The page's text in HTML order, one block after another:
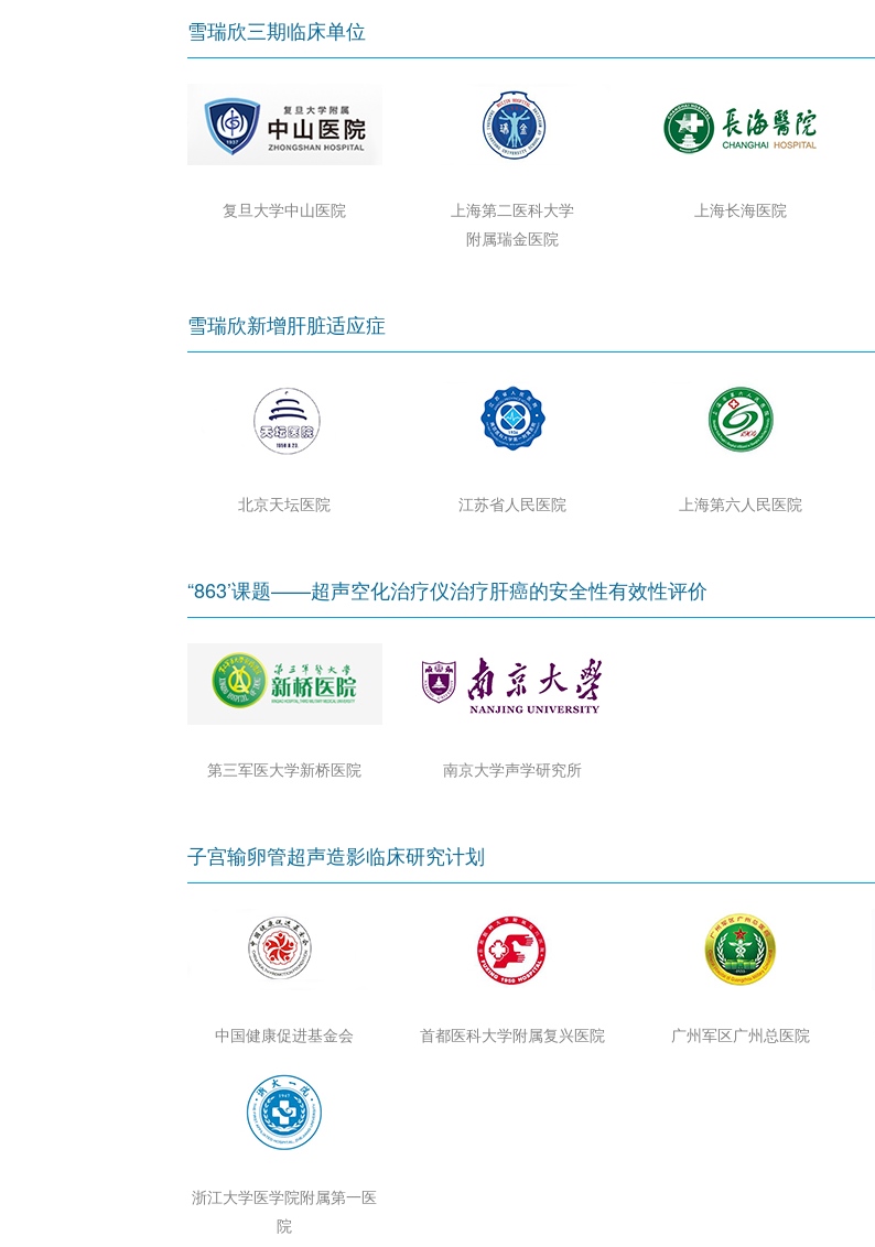
雪瑞欣三期临床单位
复旦大学中山医院
上海第二医科大学
附属瑞金医院
上海长海医院
雪瑞欣新增肝脏适应症
北京天坛医院 江苏省人民医院 上海第六人民医院
“863’课题——超声空化治疗仪治疗肝癌的安全性有效性评价
第三军医大学新桥医院 南京大学声学研究所
子宫输卵管超声造影临床研究计划
中国健康促进基金会 首都医科大学附属复兴医院 广州军区广州总医院
浙江大学医学院附属第一医
院